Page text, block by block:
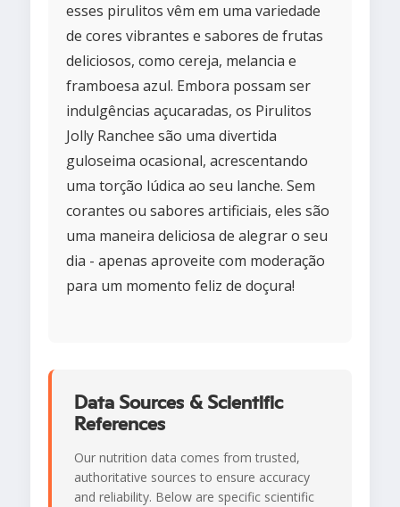
esses pirulitos vêm em uma variedade
de cores vibrantes e sabores de frutas
deliciosos, como cereja, melancia e
framboesa azul. Embora possam ser
indulgências açucaradas, os Pirulitos
Jolly Ranchee são uma divertida
guloseima ocasional, acrescentando
uma torção lúdica ao seu lanche. Sem
corantes ou sabores artificiais, eles são
uma maneira deliciosa de alegrar o seu
dia - apenas aproveite com moderação
para um momento feliz de doçura!
Data Sources & Scientific
References
Our nutrition data comes from trusted,
authoritative sources to ensure accuracy
and reliability. Below are specific scientific